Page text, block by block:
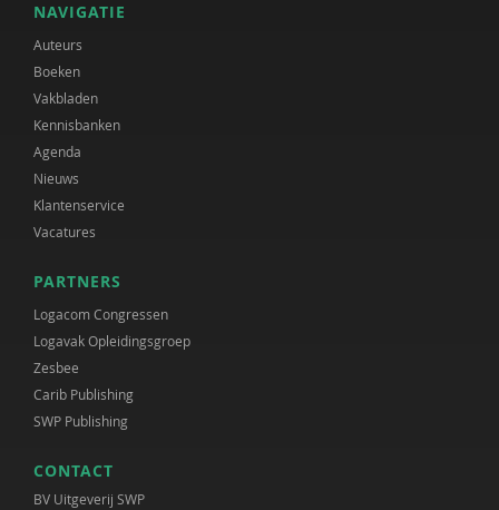
NAVIGATIE
Auteurs
Boeken
Vakbladen
Kennisbanken
Agenda
Nieuws
Klantenservice
Vacatures
PARTNERS
Logacom Congressen
Logavak Opleidingsgroep
Zesbee
Carib Publishing
SWP Publishing
CONTACT
BV Uitgeverij SWP